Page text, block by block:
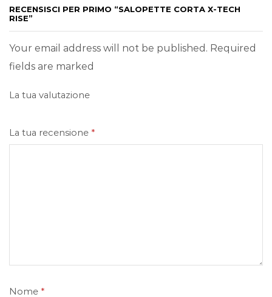
RECENSISCI PER PRIMO “SALOPETTE CORTA X-TECH
RISE”
Your email address will not be published. Required
fields are marked
La tua valutazione
La tua recensione *
Nome *